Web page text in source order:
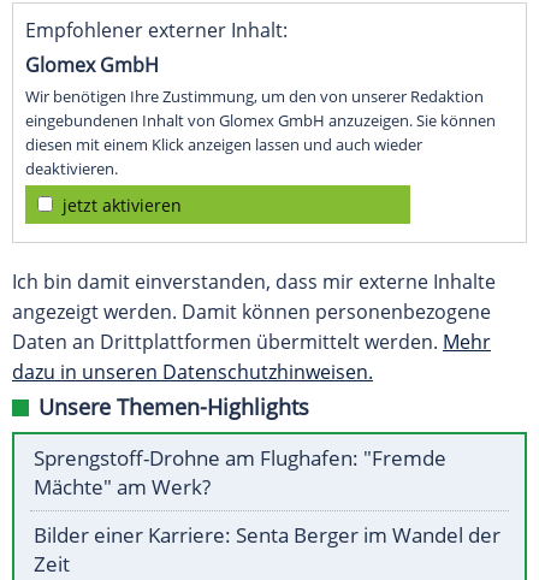
Empfohlener externer Inhalt:
Glomex GmbH
Wir benötigen Ihre Zustimmung, um den von unserer Redaktion
eingebundenen Inhalt von Glomex GmbH anzuzeigen. Sie können
diesen mit einem Klick anzeigen lassen und auch wieder
deaktivieren.
jetzt aktivieren
Ich bin damit einverstanden, dass mir externe Inhalte
angezeigt werden. Damit können personenbezogene
Daten an Drittplattformen übermittelt werden. Mehr
dazu in unseren Datenschutzhinweisen.
Unsere Themen-Highlights
Sprengstoff-Drohne am Flughafen: "Fremde
Mächte" am Werk?
Bilder einer Karriere: Senta Berger im Wandel der
Zeit